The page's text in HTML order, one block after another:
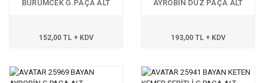
BÜRÜMCEK G.PAÇA ALT
152,00 TL + KDV
AYROBİN DÜZ PAÇA ALT
193,00 TL + KDV